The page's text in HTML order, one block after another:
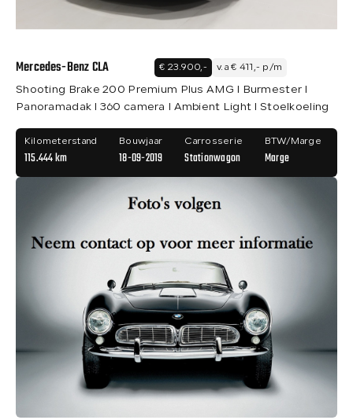
Mercedes-Benz CLA € 23.900,- v.a € 411,- p/m
Shooting Brake 200 Premium Plus AMG I Burmester I
Panoramadak I 360 camera I Ambient Light I Stoelkoeling
Kilometerstand
115.444 km
Bouwjaar
18-09-2019
Carrosserie
Stationwagon
BTW/Marge
Marge